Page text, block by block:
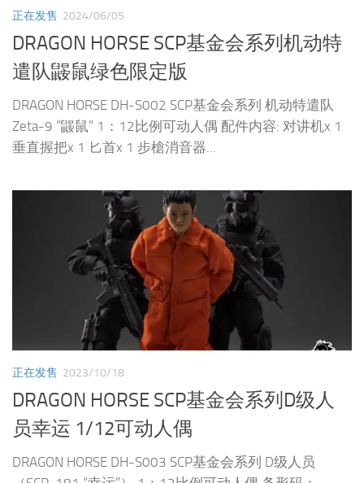
正在发售 2024/06/05
DRAGON HORSE SCP基金会系列机动特
遣队鼹鼠绿色限定版
DRAGON HORSE DH-S002 SCP基金会系列 机动特遣队
Zeta-9 “鼹鼠” 1：12比例可动人偶 配件内容: 对讲机x 1
垂直握把x 1 匕首x 1 步槍消音器...
正在发售 2023/10/18
DRAGON HORSE SCP基金会系列D级人
员幸运 1/12可动人偶
DRAGON HORSE DH-S003 SCP基金会系列 D级人员